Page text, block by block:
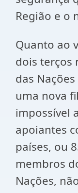
Região e o
Quanto ao
dois terços
das
uma nova
impossível
apoiantes
países, ou
membros
Nações,